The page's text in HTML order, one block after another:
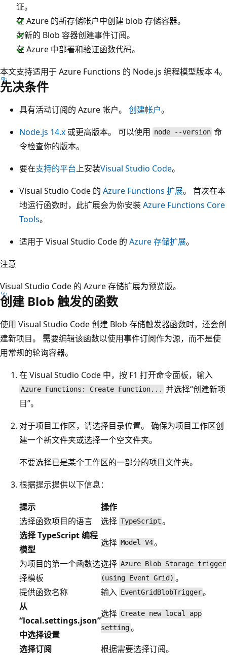
证。
在 Azure 的新存储帐户中创建 blob 存储容器。
为新的 Blob 容器创建事件订阅。
在 Azure 中部署和验证函数代码。
本文支持适用于 Azure Functions 的 Node.js 编程模型版本 4。
先决条件
具有活动订阅的 Azure 帐户。 创建帐户。
Node.js 14.x 或更高版本。 可以使用 node --version 命
令检查你的版本。
要在支持的平台上安装Visual Studio Code。
Visual Studio Code 的 Azure Functions 扩展。 首次在本
地运行函数时，此扩展会为你安装Azure Functions Core
Tools。
适用于 Visual Studio Code 的 Azure 存储扩展。
注意
Visual Studio Code 的 Azure 存储扩展为预览版。
创建 Blob 触发的函数
使用 Visual Studio Code 创建 Blob 存储触发器函数时，还会创
建新项目。 需要编辑该函数以使用事件订阅作为源，而不是使
用常规的轮询容器。
在 Visual Studio Code 中，按 F1 打开命令面板，输入
Azure Functions: Create Function... 并选择“创建新项
目”。
对于项目工作区，请选择目录位置。 确保为项目工作区创
建一个新文件夹或选择一个空文件夹。
不要选择已是某个工作区的一部分的项目文件夹。
根据提示提供以下信息：
提示
操作
选择函数项目的语言
选择 TypeScript 。
选择 TypeScript 编程
模型
选择 Model V4。
为项目的第一个函数选
择模板
选择 Azure Blob Storage trigger
(using Event Grid) 。
提供函数名称
输入 EventGridBlobTrigger。
从
“local.settings.json”
中选择设置
选择 Create new local app
setting。
选择订阅
根据需要选择订阅。